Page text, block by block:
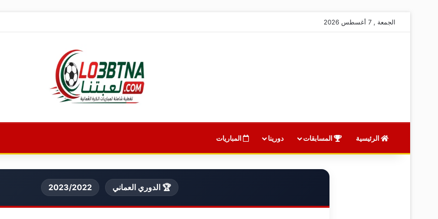
الجمعة , 7 أغسطس 2026
الرئيسية المسابقات دورينا المباريات
🏆 الدوري العماني 2023/2022